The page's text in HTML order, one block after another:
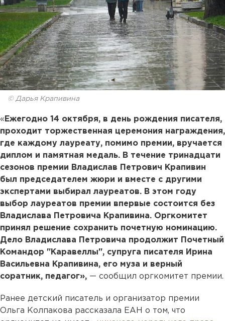
© Дарья Крапивина
« Ежегодно 14 октября, в день рождения писателя,
проходит торжественная церемония награждения,
где каждому лауреату, помимо премии, вручается
диплом и памятная медаль. В течение тринадцати
сезонов премии Владислав Петрович Крапивин
был председателем жюри и вместе с другими
экспертами выбирал лауреатов. В этом году
выбор лауреатов премии впервые состоится без
Владислава Петровича Крапивина. Оргкомитет
принял решение сохранить почетную номинацию.
Дело Владислава Петровича продолжит Почетный
Командор "Каравеллы", супруга писателя Ирина
Васильевна Крапивина, его муза и верный
соратник, педагог», — сообщил оргкомитет премии.
Ранее детский писатель и организатор премии
Ольга Колпакова рассказала ЕАН о том, что